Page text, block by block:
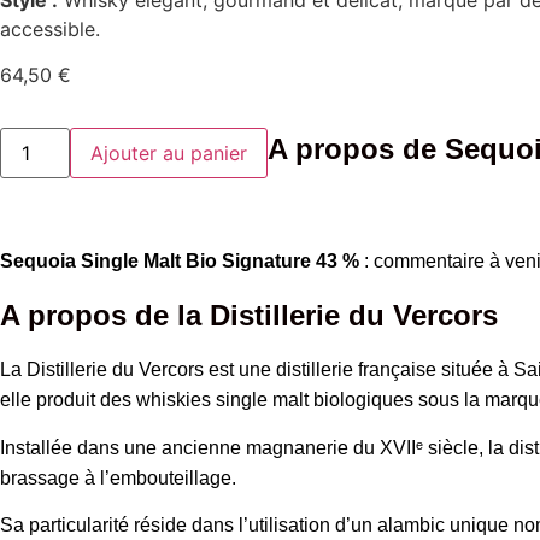
accessible.
64,50 €
quantité
Sequoia
Signature
43
Ajouter au panier A propos de
Sequoia Single Malt Bio Signature 43 % : commentaire à
A propos de la Distillerie du Vercors
La Distillerie du Vercors est une distillerie française située à
elle produit des whiskies single malt biologiques sous la
Installée dans une ancienne magnanerie du XVIIᵉ siècle, la
brassage à l’embouteillage.
Sa particularité réside dans l’utilisation d’un alambic unique